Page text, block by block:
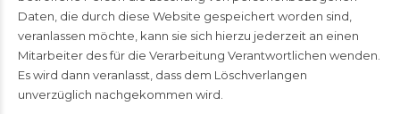
Daten, die durch diese Website gespeichert worden sind,
veranlassen möchte, kann sie sich hierzu jederzeit an einen
Mitarbeiter des für die Verarbeitung Verantwortlichen wenden.
Es wird dann veranlasst, dass dem Löschverlangen
unverzüglich nachgekommen wird.